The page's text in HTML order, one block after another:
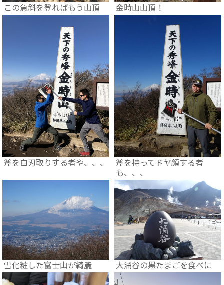
この急斜を登ればもう山頂 金時山山頂！
斧を白刃取りする者や、、、
斧を持ってドヤ顔する者
も、、、
雪化粧した富士山が綺麗 大涌谷の黒たまごを食べに